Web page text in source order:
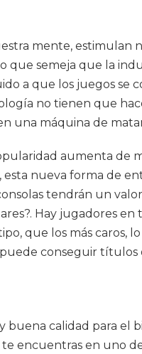
mente, estimulan
que semeja que la
a que los juegos se
no tienen que
una máquina de
aumenta de
nueva forma de
tendrán un
Hay jugadores
que los más caros,
conseguir títulos
buena calidad para el
encuentras en uno